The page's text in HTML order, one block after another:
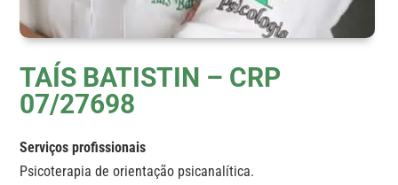
TAÍS BATISTIN – CRP
07/27698
Serviços profissionais
Psicoterapia de orientação psicanalítica.